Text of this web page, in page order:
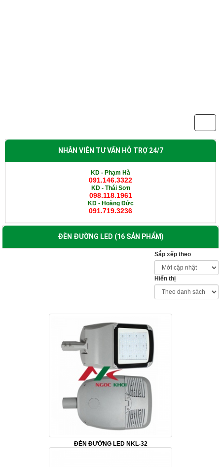
NHÂN VIÊN TƯ VẤN HỖ TRỢ 24/7
KD - Phạm Hà
091.146.3322
KD - Thái Sơn
098.118.1961
KD - Hoàng Đức
091.719.3236
ĐÈN ĐƯỜNG LED (16 SẢN PHẨM)
Sắp xếp theo
Hiển thị
ĐÈN ĐƯỜNG LED NKL-32